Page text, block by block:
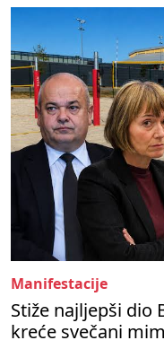
Manifestacije
Stiže najljepši dio
kreće svečani